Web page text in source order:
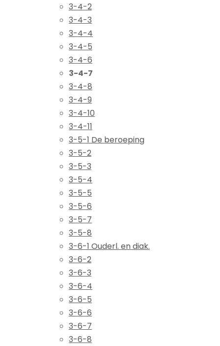
3-4-2
3-4-3
3-4-4
3-4-5
3-4-6
3-4-7
3-4-8
3-4-9
3-4-10
3-4-11
3-5-1 De beroeping
3-5-2
3-5-3
3-5-4
3-5-5
3-5-6
3-5-7
3-5-8
3-6-1 Ouderl. en diak.
3-6-2
3-6-3
3-6-4
3-6-5
3-6-6
3-6-7
3-6-8